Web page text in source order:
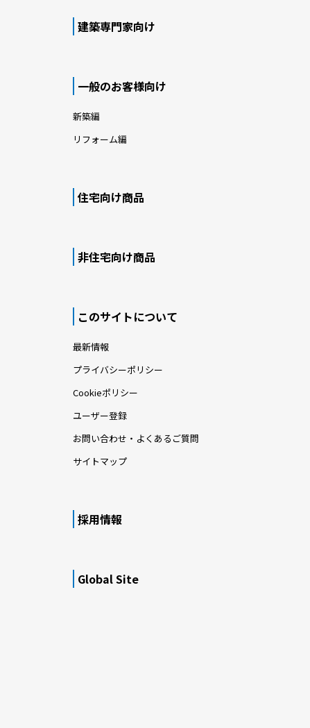
建築専門家向け
一般のお客様向け
新築編
リフォーム編
住宅向け商品
非住宅向け商品
このサイトについて
最新情報
プライバシーポリシー
Cookieポリシー
ユーザー登録
お問い合わせ・よくあるご質問
サイトマップ
採用情報
Global Site